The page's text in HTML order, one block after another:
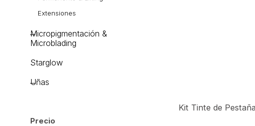
Extensiones
Micropigmentación &
Microblading
Starglow
Uñas
Precio